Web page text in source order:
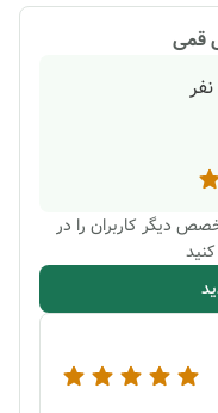
قمی
نفر
دیگر کاربران را در